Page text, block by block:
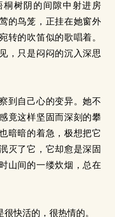
树阴的间隙中射进房
的鸟笼，正挂在她窗外
转的吹笛似的歌唱着。
，只是闷闷的沉入深思
自己心的变异。她不
竟这样坚固而深刻的攀
暗暗的着急，极想把它
灭了它，它却愈是深固
山间的一缕炊烟，总在
快活的，很热情的。